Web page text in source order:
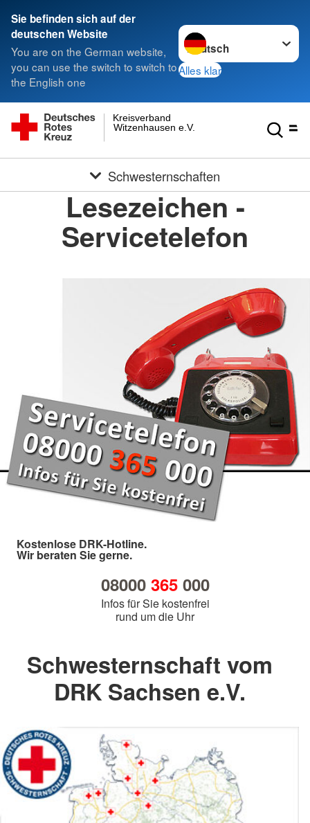
Sie befinden sich auf der
deutschen Website
You are on the German website,
you can use the switch to switch to
the English one
Sprache wechseln zu
Alles klar
Witzenhausen e.V.
Kreisverband
Schwesternschaften
Lesezeichen -
Servicetelefon
Kostenlose DRK-Hotline.
Wir beraten Sie gerne.
08000 365000
Infos für Sie kostenfrei
rund um die Uhr
Schwesternschaft vom
DRK Sachsen e.V.